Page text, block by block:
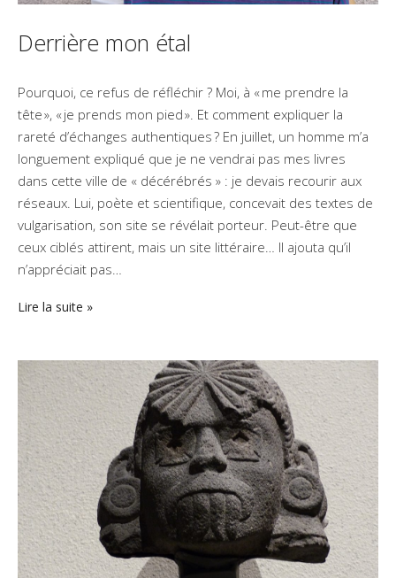
Derrière mon étal
Pourquoi, ce refus de réfléchir ? Moi, à « me prendre la
tête », « je prends mon pied ». Et comment expliquer la
rareté d’échanges authentiques ? En juillet, un homme m’a
longuement expliqué que je ne vendrai pas mes livres
dans cette ville de « décérébrés » : je devais recourir aux
réseaux. Lui, poète et scientifique, concevait des textes de
vulgarisation, son site se révélait porteur. Peut-être que
ceux ciblés attirent, mais un site littéraire… Il ajouta qu’il
n’appréciait pas…
Lire la suite